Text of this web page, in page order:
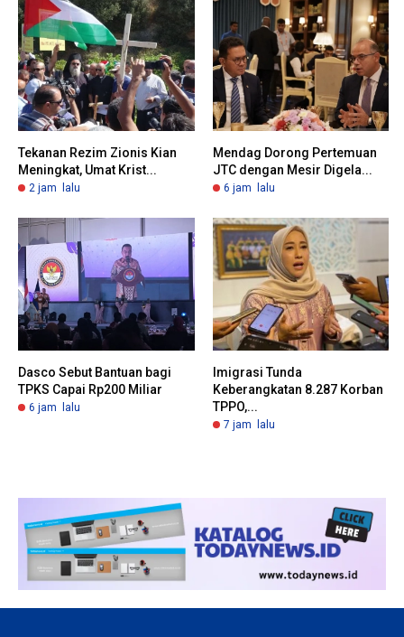
Tekanan Rezim Zionis Kian
Meningkat, Umat Krist...
2 jam lalu
Mendag Dorong Pertemuan
JTC dengan Mesir Digela...
6 jam lalu
Dasco Sebut Bantuan bagi
TPKS Capai Rp200 Miliar
6 jam lalu
Imigrasi Tunda
Keberangkatan 8.287 Korban
TPPO,...
7 jam lalu